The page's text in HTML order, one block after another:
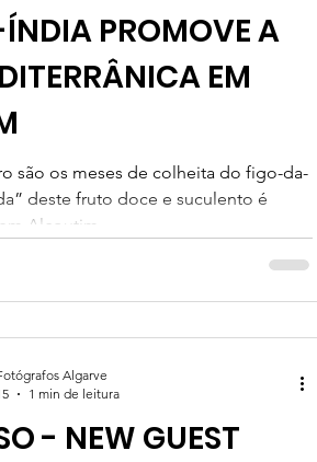
PROMOVE A
EM
são os meses de colheita do figo-da-
deste fruto doce e suculento é
Alcoutim ....
- NEW GUEST
Algarve
1 min de leitura